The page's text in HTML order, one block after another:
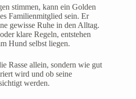
stimmen, kann ein Golden
Familienmitglied sein. Er
gewisse Ruhe in den Alltag.
klare Regeln, entstehen
Hund selbst liegen.
Rasse allein, sondern wie gut
wird und ob seine
werden.